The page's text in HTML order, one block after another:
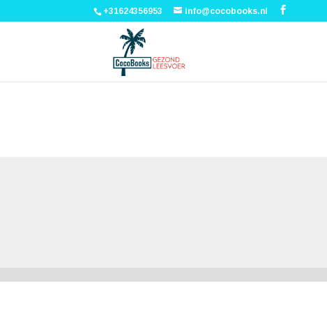
+31624356953 info@cocobooks.nl